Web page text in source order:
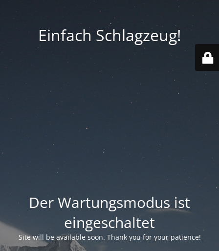
Einfach Schlagzeug!
Der Wartungsmodus ist
eingeschaltet
Site will be available soon. Thank you for your patience!